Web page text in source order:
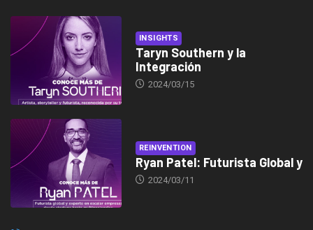
INSIGHTS
Taryn Southern y la
Integración
2024/03/15
REINVENTION
Ryan Patel: Futurista Global y
2024/03/11